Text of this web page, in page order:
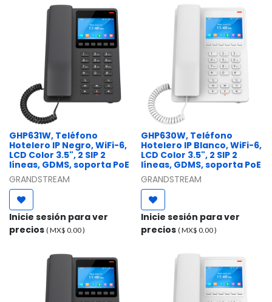
GHP631W, Teléfono
Hotelero IP Negro, WiFi-6,
LCD Color 3.5", 2 SIP 2
líneas, GDMS, soporta PoE
GRANDSTREAM
Inicie sesión para ver
precios ( MX$ 0.00)
GHP630W, Teléfono
Hotelero IP Blanco, WiFi-6,
LCD Color 3.5", 2 SIP 2
líneas, GDMS, soporta PoE
GRANDSTREAM
Inicie sesión para ver
precios ( MX$ 0.00)